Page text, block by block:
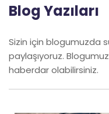
Blog Yazıları
Sizin için blogumuzda
paylaşıyoruz.
haberdar olabilirsiniz.